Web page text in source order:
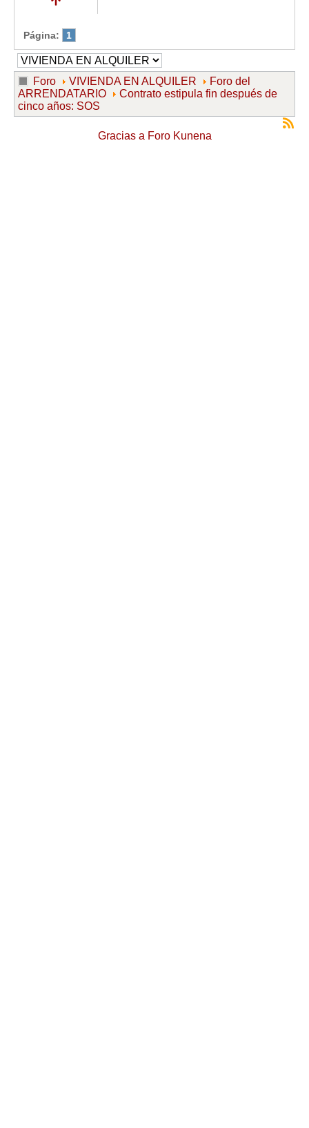
Página: 1
Foro VIVIENDA EN ALQUILER
Foro del
ARRENDATARIO
Contrato estipula fin después de
cinco años: SOS
Gracias a Foro Kunena